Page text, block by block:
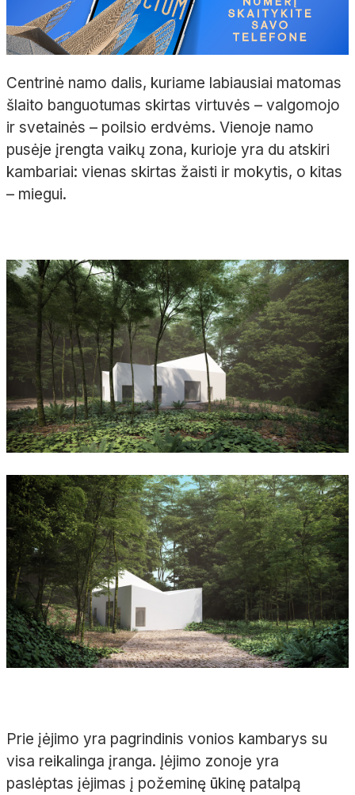
Centrinė namo dalis, kuriame labiausiai matomas
šlaito banguotumas skirtas virtuvės – valgomojo
ir svetainės – poilsio erdvėms. Vienoje namo
pusėje įrengta vaikų zona, kurioje yra du atskiri
kambariai: vienas skirtas žaisti ir mokytis, o kitas
– miegui.
Prie įėjimo yra pagrindinis vonios kambarys su
visa reikalinga įranga. Įėjimo zonoje yra
paslėptas įėjimas į požeminę ūkinę patalpą